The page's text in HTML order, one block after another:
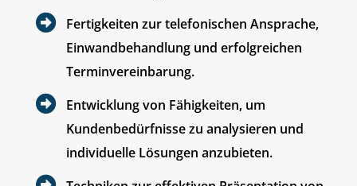
Fertigkeiten zur telefonischen Ansprache,
Einwandbehandlung und erfolgreichen
Terminvereinbarung.
Entwicklung von Fähigkeiten, um
Kundenbedürfnisse zu analysieren und
individuelle Lösungen anzubieten.